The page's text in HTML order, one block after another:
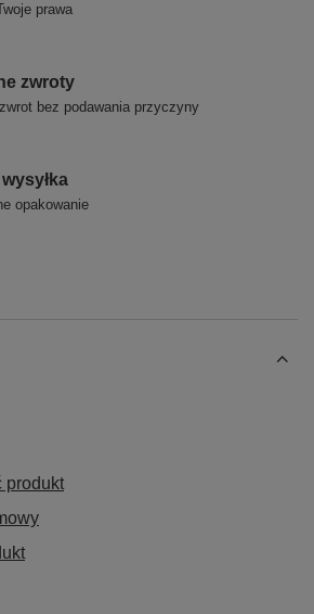
prawa
zwroty
bez podawania przyczyny
opakowanie
produkt